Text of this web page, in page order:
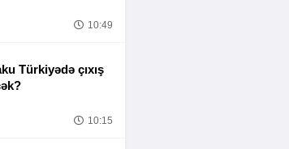
10:49
Türkiyədə çıxış
10:15